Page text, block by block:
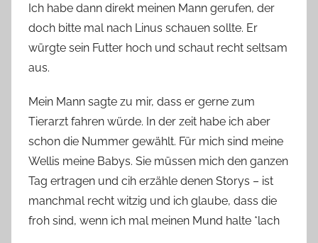
n
e
Ich habe dann direkt meinen Mann gerufen, der
doch bitte mal nach Linus schauen sollte. Er
würgte sein Futter hoch und schaut recht seltsam
aus.
Mein Mann sagte zu mir, dass er gerne zum
Tierarzt fahren würde. In der zeit habe ich aber
schon die Nummer gewählt. Für mich sind meine
Wellis meine Babys. Sie müssen mich den ganzen
Tag ertragen und cih erzähle denen Storys – ist
manchmal recht witzig und ich glaube, dass die
froh sind, wenn ich mal meinen Mund halte *lach